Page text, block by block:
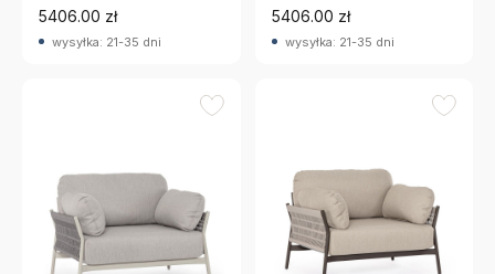
5406.00 zł
wysyłka: 21-35 dni
5406.00 zł
wysyłka: 21-35 dni